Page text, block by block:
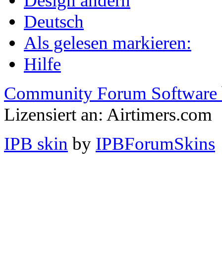
Deutsch
Als gelesen markieren:
Hilfe
Community Forum Software
Lizensiert an: Airtimers.com
IPB skin by IPBForumSkins